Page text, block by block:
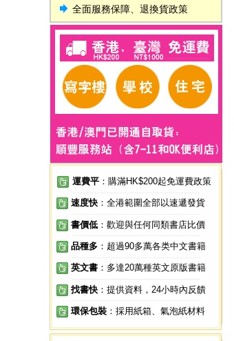
全面服務保障、退換貨政策
運費平 ：購滿HK$200起免運費政策
速度快 ：全港範圍全部以速遞發貨
書價低 ：歡迎與任何同類書店比價
品種多 ：超過90多萬各类中文書籍
英文書 ：多達20萬種英文原版書籍
找書快 ：提供資料，24小時內反饋
環保包裝 ：採用紙箱、氣泡紙材料